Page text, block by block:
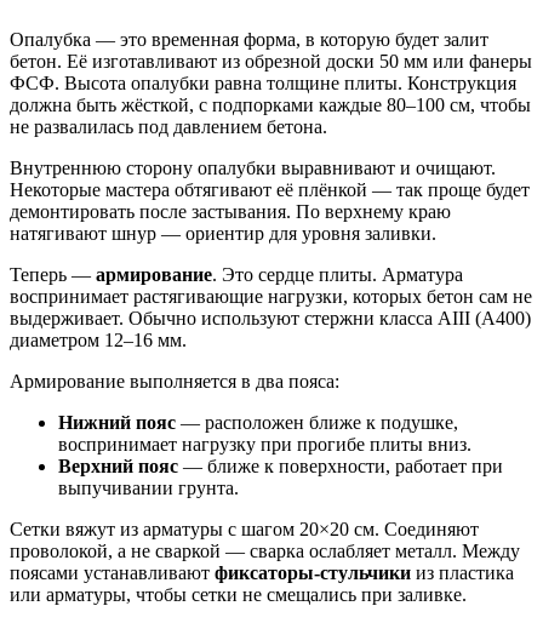
Опалубка — это временная форма, в которую будет залит
бетон. Её изготавливают из обрезной доски 50 мм или фанеры
ФСФ. Высота опалубки равна толщине плиты. Конструкция
должна быть жёсткой, с подпорками каждые 80–100 см, чтобы
не развалилась под давлением бетона.
Внутреннюю сторону опалубки выравнивают и очищают.
Некоторые мастера обтягивают её плёнкой — так проще будет
демонтировать после застывания. По верхнему краю
натягивают шнур — ориентир для уровня заливки.
Теперь — армирование. Это сердце плиты. Арматура
воспринимает растягивающие нагрузки, которых бетон сам не
выдерживает. Обычно используют стержни класса АIII (А400)
диаметром 12–16 мм.
Армирование выполняется в два пояса:
Нижний пояс — расположен ближе к подушке,
воспринимает нагрузку при прогибе плиты вниз.
Верхний пояс — ближе к поверхности, работает при
выпучивании грунта.
Сетки вяжут из арматуры с шагом 20×20 см. Соединяют
проволокой, а не сваркой — сварка ослабляет металл. Между
поясами устанавливают фиксаторы-стульчики из пластика
или арматуры, чтобы сетки не смещались при заливке.